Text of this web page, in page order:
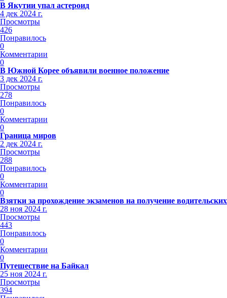
В Якутии упал астероид
4 дек 2024 г.
Просмотры
426
Понравилось
0
Комментарии
0
В Южной Корее объявили военное положение
3 дек 2024 г.
Просмотры
278
Понравилось
0
Комментарии
0
Граница миров
2 дек 2024 г.
Просмотры
288
Понравилось
0
Комментарии
0
Взятки за прохождение экзаменов на получение
28 ноя 2024 г.
Просмотры
443
Понравилось
0
Комментарии
0
Путешествие на Байкал
25 ноя 2024 г.
Просмотры
394